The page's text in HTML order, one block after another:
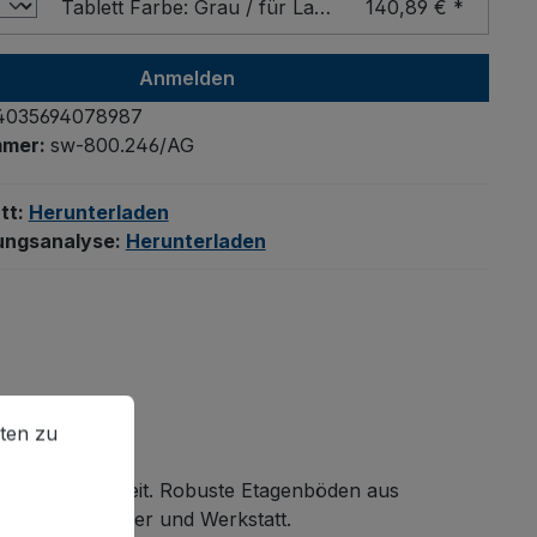
Tablett Farbe: Grau / für Ladefläche - Breite x Tiefe (mm): 1200 x 800
140,89 € *
Anmelden
sw-800.246/AG
Herunterladen
Herunterladen
Robuste Etagenböden aus
in Lager und Werkstatt.
zu können.
Mehr Informationen ...
zu